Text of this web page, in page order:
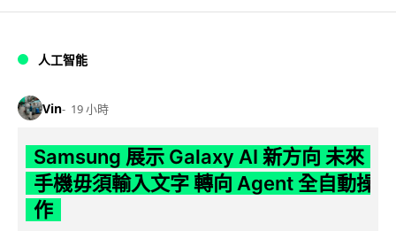
人工智能
Vin 19 小時
Samsung 展示 Galaxy AI 新方向 未來
手機毋須輸入文字 轉向 Agent 全自動操
作